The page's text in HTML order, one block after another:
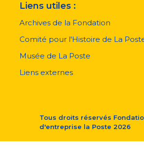
Liens utiles :
Archives de la Fondation
Comité pour l'Histoire de La
Musée de La Poste
Liens externes
Tous droits réservés
d'entreprise la Poste 2026